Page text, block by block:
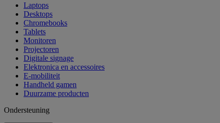
Laptops
Desktops
Chromebooks
Tablets
Monitoren
Projectoren
Digitale signage
Elektronica en accessoires
E-mobiliteit
Handheld gamen
Duurzame producten
Ondersteuning